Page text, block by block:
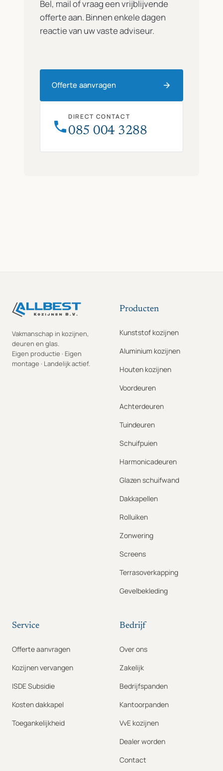
Bel, mail of vraag een vrijblijvende
offerte aan. Binnen enkele dagen
reactie van uw vaste adviseur.
Offerte aanvragen
DIRECT CONTACT
085 004 3288
Vakmanschap in kozijnen,
deuren en glas.
Eigen productie · Eigen
montage · Landelijk actief.
Producten
Kunststof kozijnen
Aluminium kozijnen
Houten kozijnen
Voordeuren
Achterdeuren
Tuindeuren
Schuifpuien
Harmonicadeuren
Glazen schuifwand
Dakkapellen
Rolluiken
Zonwering
Screens
Terrasoverkapping
Gevelbekleding
Service
Offerte aanvragen
Kozijnen vervangen
ISDE Subsidie
Kosten dakkapel
Toegankelijkheid
Bedrijf
Over ons
Zakelijk
Bedrijfspanden
Kantoorpanden
VvE kozijnen
Dealer worden
Contact